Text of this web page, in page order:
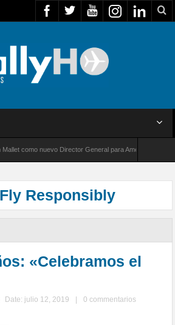
como nuevo Director General para América Latina
Fly Responsibly
«Celebramos el
Date: julio 12, 2019
0 commentarios